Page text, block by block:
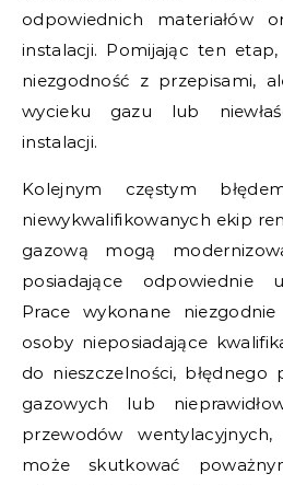
odpowiednich materiałów
instalacji. Pomijając ten
niezgodność z przepisami,
wycieku gazu lub
instalacji.
Kolejnym częstym
niewykwalifikowanych ekip
gazową mogą
posiadające odpowiednie
Prace wykonane
osoby nieposiadające
do nieszczelności, błędnego
gazowych lub
przewodów
może skutkować